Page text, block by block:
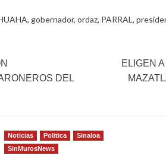
, gobernador, ordaz, PARRAL ,
DEL
ELIGEN
Noticias Politica
Sinaloa
SinMurosNews